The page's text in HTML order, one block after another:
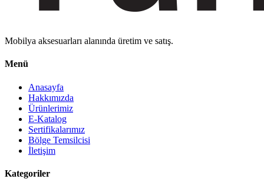
Mobilya aksesuarları alanında üretim ve satış.
Menü
Anasayfa
Hakkımızda
Ürünlerimiz
E-Katalog
Sertifikalarımız
Bölge Temsilcisi
İletişim
Kategoriler